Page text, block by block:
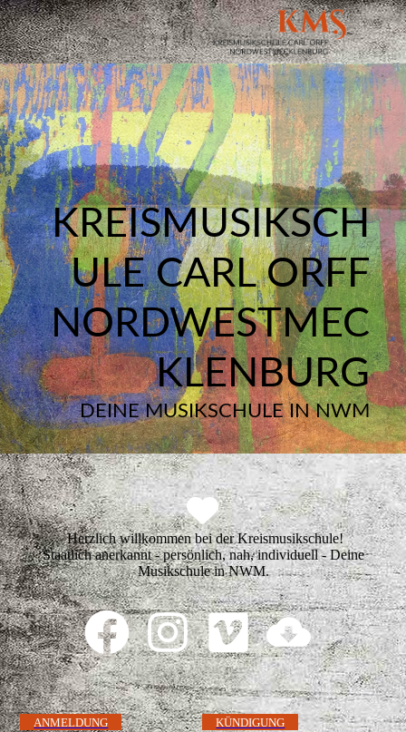
KREISMUSIKSCH
ULE CARL ORFF
NORDWESTMEC
KLENBURG
DEINE MUSIKSCHULE IN NWM
Herzlich willkommen bei der Kreismusikschule!
Staatlich anerkannt - persönlich, nah, individuell - Deine
Musikschule in NWM.
ANMELDUNG
KÜNDIGUNG